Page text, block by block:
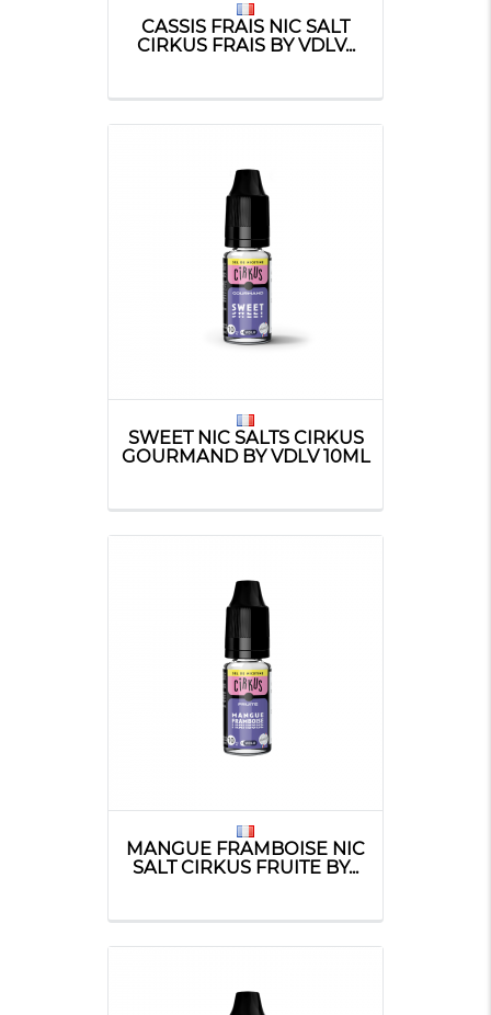
CASSIS FRAIS NIC SALT
CIRKUS FRAIS BY VDLV...
SWEET NIC SALTS CIRKUS
GOURMAND BY VDLV 10ML
MANGUE FRAMBOISE NIC
SALT CIRKUS FRUITE BY...